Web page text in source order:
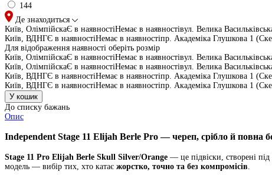
144
Де знаходиться
Київ, ОлімпійскаЄ в наявностіНемає в наявностівул. Велика
Київ, ВДНГЄ в наявностіНемає в наявностіпр. Академіка Глушкова 1
Для відображення наявності оберіть розмір
Київ, ОлімпійскаЄ в наявностіНемає в наявностівул. Велика
Київ, ОлімпійскаЄ в наявностіНемає в наявностівул. Велика
Київ, ВДНГЄ в наявностіНемає в наявностіпр. Академіка Глушкова 1
Київ, ВДНГЄ в наявностіНемає в наявностіпр. Академіка Глушкова 1
До списку бажань
Опис
Independent Stage 11 Elijah Berle Pro — череп, срібло й повна
Stage 11 Pro Elijah Berle Skull Silver/Orange — це підвіски, створені
модель — вибір тих, хто катає жорстко, точно та без компромісів